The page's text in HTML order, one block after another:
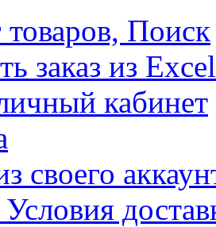
товаров, Поиск
заказ из Excel
кабинет
своего